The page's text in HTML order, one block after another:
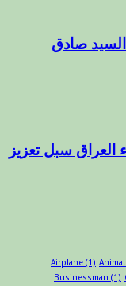
صادق
سبل تعزيز
Airplane (1)
Businessman (1)